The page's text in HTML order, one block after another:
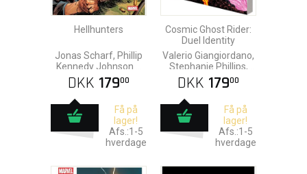
Hellhunters
Jonas Scharf, Phillip
Kennedy Johnson &
Adam Gorham
DKK 17900
Få på
lager!
Afs.:1-5
hverdage
Cosmic Ghost Rider:
Duel Identity
Valerio Giangiordano,
Stephanie Phillips,
Juann Cabal & Jonas
Scharf
DKK 17900
Få på
lager!
Afs.:1-5
hverdage